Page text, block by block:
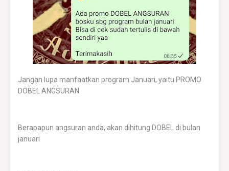
Jangan lupa manfaatkan program Januari, yaitu PROMO
DOBEL ANGSURAN
Berapapun angsuran anda, akan dihitung DOBEL di bulan
januari